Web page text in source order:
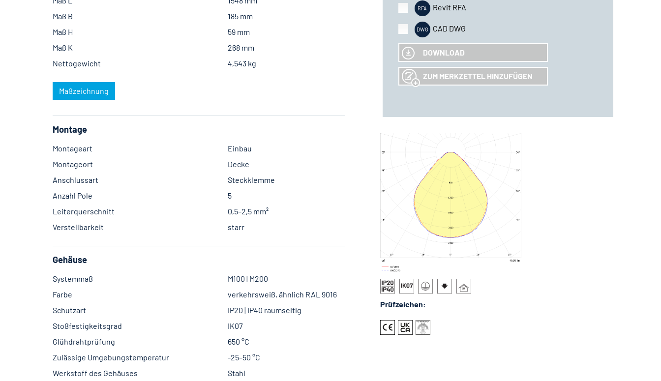
Maß B
185 mm
Maß H
59 mm
Maß K
268 mm
Nettogewicht
4,543 kg
Maßzeichnung
Montage
Montageart
Einbau
Montageort
Decke
Anschlussart
Steckklemme
Anzahl Pole
5
Leiterquerschnitt
0,5–2,5 mm²
Verstellbarkeit
starr
Gehäuse
Systemmaß
M100 | M200
Farbe
verkehrsweiß, ähnlich RAL 9016
Schutzart
IP20 | IP40 raumseitig
Stoßfestigkeitsgrad
IK07
Glühdrahtprüfung
650 °C
Zulässige Umgebungstemperatur
-25–50 °C
Werkstoff des Gehäuses
Stahl
Revit RFA
CAD DWG
DOWNLOAD
ZUM MERKZETTEL HINZUFÜGEN
Prüfzeichen: